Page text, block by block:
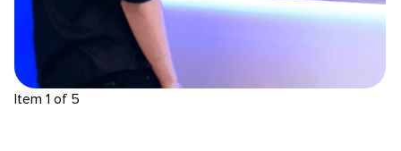
Item 1 of 5